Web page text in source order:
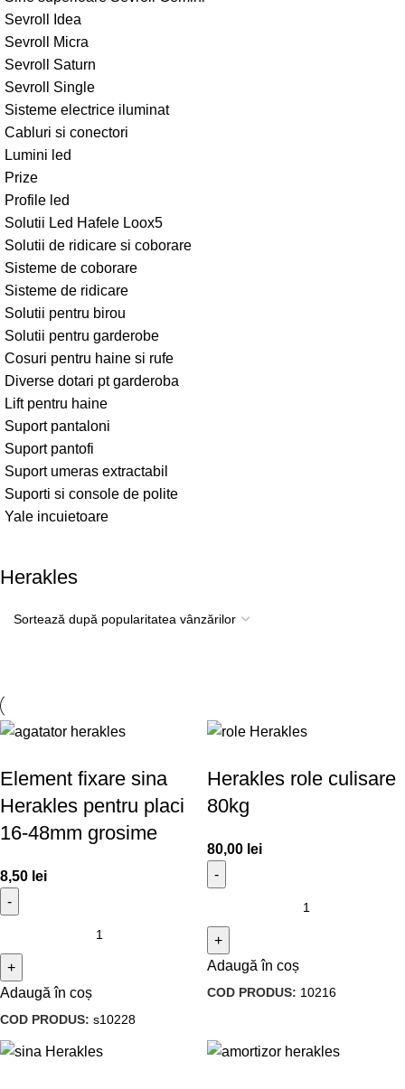
Sevroll Idea
Sevroll Micra
Sevroll Saturn
Sevroll Single
Sisteme electrice iluminat
Cabluri si conectori
Lumini led
Prize
Profile led
Solutii Led Hafele Loox5
Solutii de ridicare si coborare
Sisteme de coborare
Sisteme de ridicare
Solutii pentru birou
Solutii pentru garderobe
Cosuri pentru haine si rufe
Diverse dotari pt garderoba
Lift pentru haine
Suport pantaloni
Suport pantofi
Suport umeras extractabil
Suporti si console de polite
Yale incuietoare
Herakles
Element fixare sina
Herakles pentru placi
16-48mm grosime
8,50 lei
Adaugă în coș
COD PRODUS: s10228
Herakles role culisare
80kg
80,00 lei
Adaugă în coș
COD PRODUS: 10216